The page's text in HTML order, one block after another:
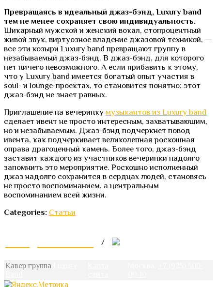
Превращаясь в идеальный джаз-бэнд, Luxury band
тем не менее сохраняет свою индивидуальность.
Шикарный мужской и женский вокал, стопроцентный
живой звук, виртуозное владение джазовой техникой, —
все эти козыри Luxury band превращают группу в
незабываемый джаз-бэнд. В джаз-бэнд, для которого
нет ничего невозможного. А если прибавить к этому,
что у Luxury band имеется богатый опыт участия в
soul- и lounge-проектах, то становится понятно: этот
джаз-бэнд не знает равных.
Приглашение на вечеринку музыкантов из Luxury band
сделает ивент не просто интересным, захватывающим,
но и незабываемым. Джаз-бэнд подчеркнет повод
ивента, как подчеркивает великолепная роскошная
оправа драгоценный камень. Более того, джаз-бэнд
заставит каждого из участников вечеринки надолго
запомнить это мероприятие. Роскошно исполненный
джаз надолго сохранится в сердцах людей, становясь
не просто воспоминанием, а центральным
воспоминанием всей жизни.
Categories: Статьи
/
Кавер группа